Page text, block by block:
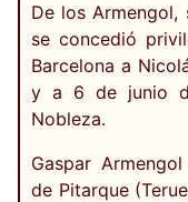
De los
se concedió
Barcelona a
y a 6 de junio
Nobleza.
Gaspar
de Pitarque